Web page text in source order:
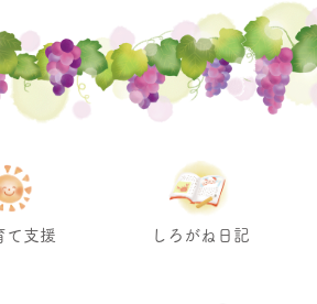
て支援 しろがね日記